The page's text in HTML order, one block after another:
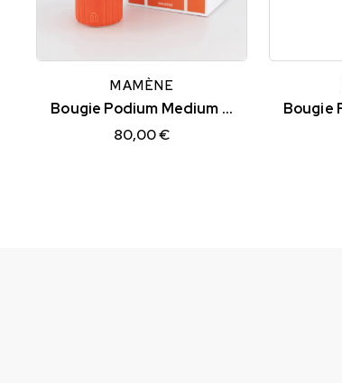
MAMÈNE
Bougie Podium Medium Orange Corail YVON
80,00 €